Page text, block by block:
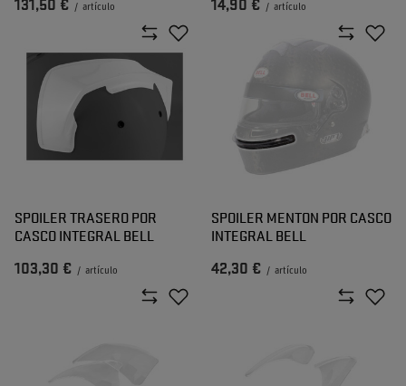
131,50 € / artículo 14,90 € / artículo
SPOILER TRASERO POR
CASCO INTEGRAL BELL
103,30 € / artículo
SPOILER MENTON POR CASCO
INTEGRAL BELL
42,30 € / artículo